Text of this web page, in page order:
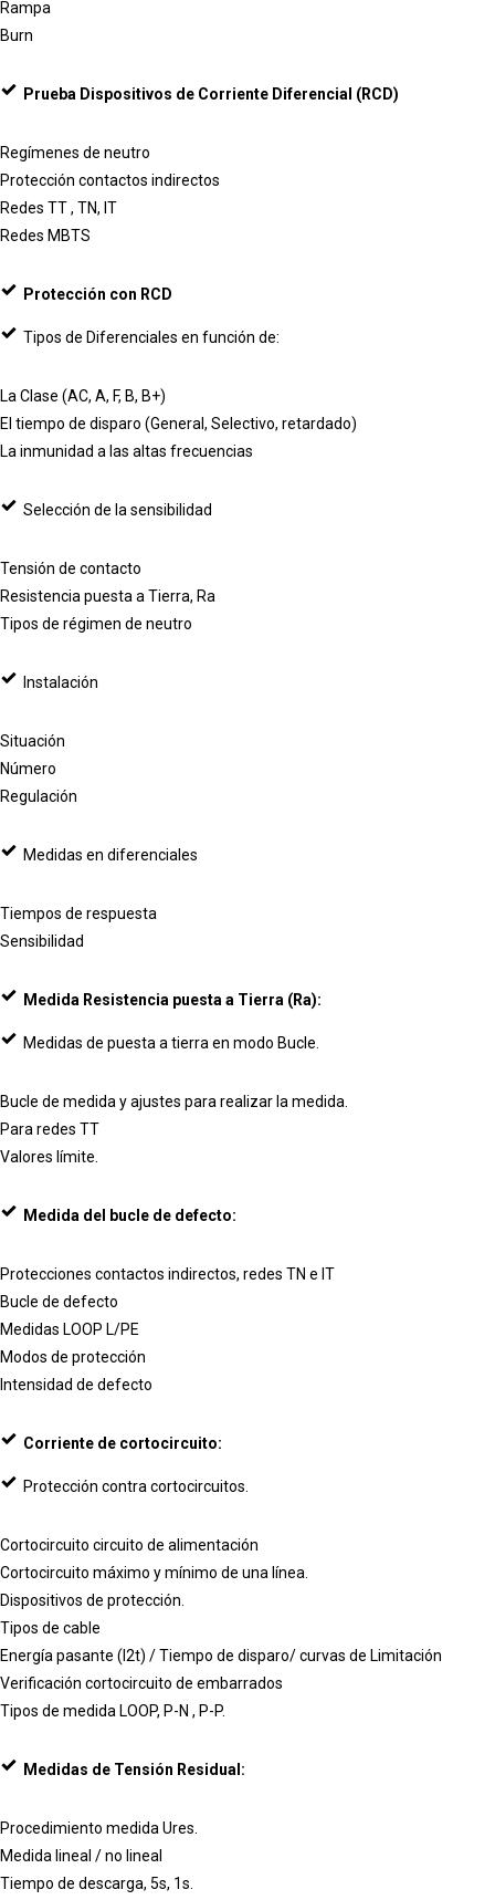
Rampa
Burn
Prueba Dispositivos de Corriente Diferencial (RCD)
Regímenes de neutro
Protección contactos indirectos
Redes TT , TN, IT
Redes MBTS
Protección con RCD
Tipos de Diferenciales en función de:
La Clase (AC, A, F, B, B+)
El tiempo de disparo (General, Selectivo, retardado)
La inmunidad a las altas frecuencias
Selección de la sensibilidad
Tensión de contacto
Resistencia puesta a Tierra, Ra
Tipos de régimen de neutro
Instalación
Situación
Número
Regulación
Medidas en diferenciales
Tiempos de respuesta
Sensibilidad
Medida Resistencia puesta a Tierra (Ra):
Medidas de puesta a tierra en modo Bucle.
Bucle de medida y ajustes para realizar la medida.
Para redes TT
Valores límite.
Medida del bucle de defecto:
Protecciones contactos indirectos, redes TN e IT
Bucle de defecto
Medidas LOOP L/PE
Modos de protección
Intensidad de defecto
Corriente de cortocircuito:
Protección contra cortocircuitos.
Cortocircuito circuito de alimentación
Cortocircuito máximo y mínimo de una línea.
Dispositivos de protección.
Tipos de cable
Energía pasante (I2t) / Tiempo de disparo/ curvas de Limitación
Verificación cortocircuito de embarrados
Tipos de medida LOOP, P-N , P-P.
Medidas de Tensión Residual:
Procedimiento medida Ures.
Medida lineal / no lineal
Tiempo de descarga, 5s, 1s.